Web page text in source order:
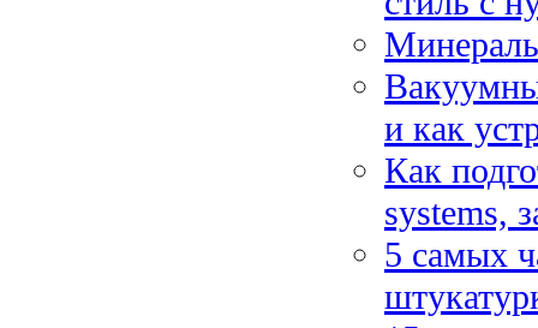
и как
Как
systems,
5 самых